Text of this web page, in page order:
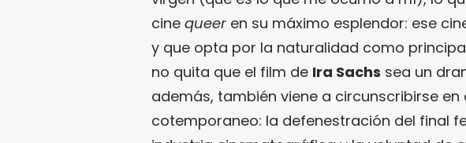
cine queer en su máximo esplendor: ese
y que opta por la naturalidad como
no quita que el film de Ira Sachs sea un
además, también viene a circunscribirse
cotemporaneo: la defenestración del final